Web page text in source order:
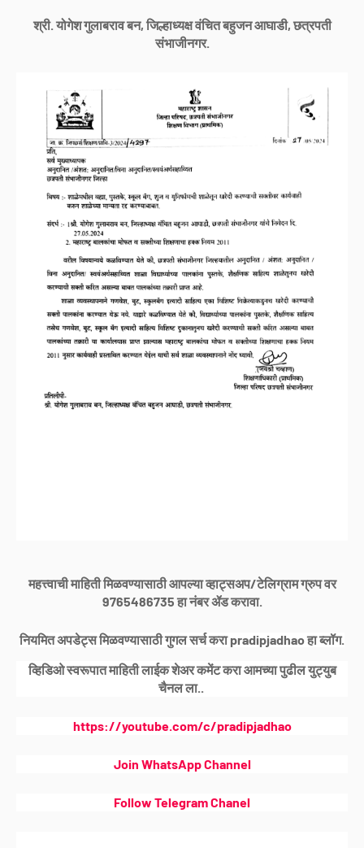
श्री. योगेश गुलाबराव बन, जिल्हाध्यक्ष वंचित बहुजन आघाडी, छत्रपती
संभाजीनगर.
महत्त्वाची माहिती मिळवण्यासाठी आपल्या व्हाट्सअप/टेलिग्राम ग्रुप वर
9765486735 हा नंबर ॲड करावा.
नियमित अपडेट्स मिळवण्यासाठी गुगल सर्च करा pradipjadhao हा ब्लॉग.
व्हिडिओ स्वरूपात माहिती लाईक शेअर कमेंट करा आमच्या पुढील युट्युब
चैनल ला..
https://youtube.com/c/pradipjadhao
Join WhatsApp Channel
Follow Telegram Chanel